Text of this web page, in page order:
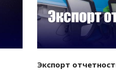
Экспорт